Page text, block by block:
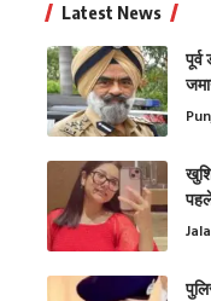
Latest News